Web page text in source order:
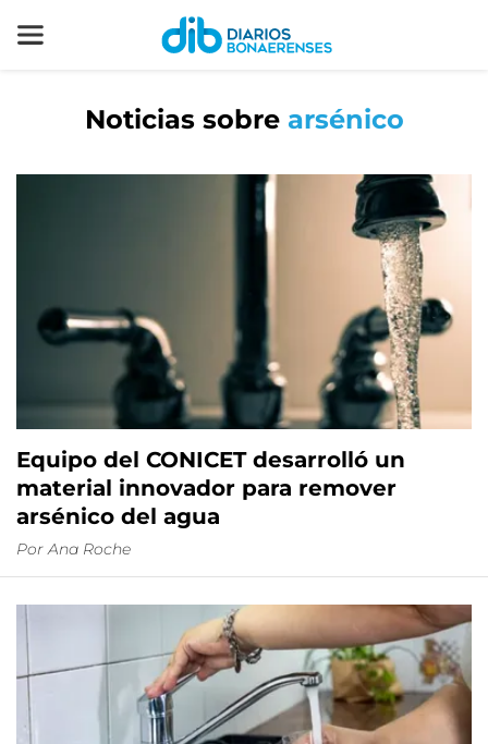
Noticias sobre arsénico
Equipo del CONICET desarrolló un
material innovador para remover
arsénico del agua
Por Ana Roche